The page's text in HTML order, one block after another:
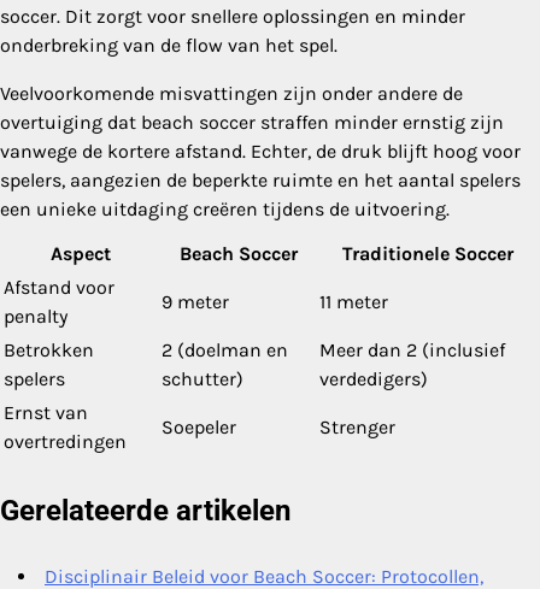
soccer. Dit zorgt voor snellere oplossingen en minder
onderbreking van de flow van het spel.
Veelvoorkomende misvattingen zijn onder andere de
overtuiging dat beach soccer straffen minder ernstig zijn
vanwege de kortere afstand. Echter, de druk blijft hoog voor
spelers, aangezien de beperkte ruimte en het aantal spelers
een unieke uitdaging creëren tijdens de uitvoering.
Aspect
Beach Soccer
Traditionele Soccer
Afstand voor
penalty
9 meter 11 meter
Betrokken
spelers
2 (doelman en
schutter)
Meer dan 2 (inclusief
verdedigers)
Ernst van
overtredingen
Soepeler Strenger
Gerelateerde artikelen
Disciplinair Beleid voor Beach Soccer: Protocollen,